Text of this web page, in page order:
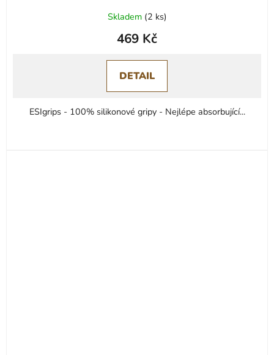
Skladem (2 ks)
469 Kč
DETAIL
ESIgrips - 100% silikonové gripy - Nejlépe absorbující...